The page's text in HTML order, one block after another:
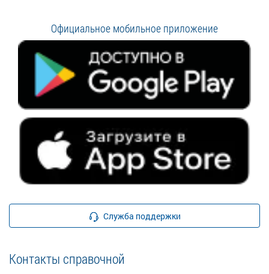
Официальное мобильное приложение
Служба поддержки
Контакты справочной